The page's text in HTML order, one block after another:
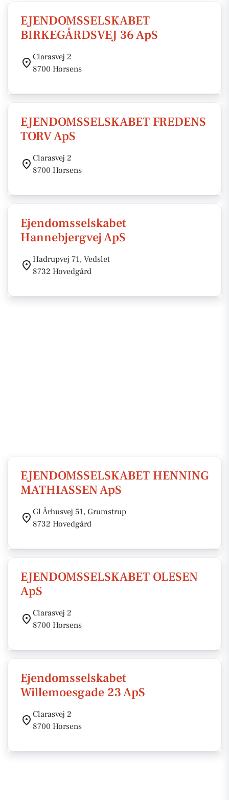
EJENDOMSSELSKABET
BIRKEGÅRDSVEJ 36 ApS
Clarasvej 2
8700 Horsens
EJENDOMSSELSKABET FREDENS
TORV ApS
Clarasvej 2
8700 Horsens
Ejendomsselskabet
Hannebjergvej ApS
Hadrupvej 71, Vedslet
8732 Hovedgård
EJENDOMSSELSKABET HENNING
MATHIASSEN ApS
Gl Århusvej 51, Grumstrup
8732 Hovedgård
EJENDOMSSELSKABET OLESEN
ApS
Clarasvej 2
8700 Horsens
Ejendomsselskabet
Willemoesgade 23 ApS
Clarasvej 2
8700 Horsens